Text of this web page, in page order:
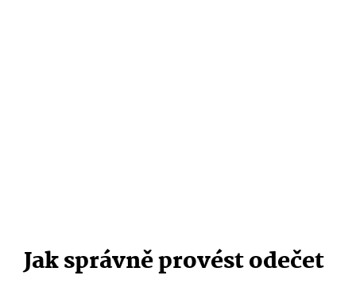
Jak správně provést odečet